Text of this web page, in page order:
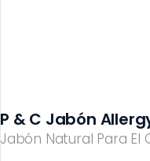
Jabón Natural Para El
P & C Jabón